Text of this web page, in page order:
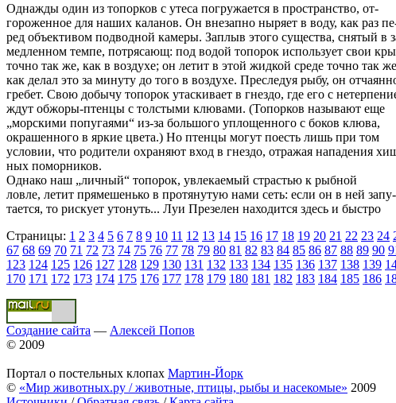
Однажды один из топорков с утеса погружается в пространство, от-
гороженное для наших каланов. Он внезапно ныряет в воду, как раз
ред объективом подводной камеры. Заплыв этого существа, снятый в
медленном темпе, потрясающ: под водой топорок использует свои
точно так же, как в воздухе; он летит в этой жидкой среде точно так
как делал это за минуту до того в воздухе. Преследуя рыбу, он
гребет. Свою добычу топорок утаскивает в гнездо, где его с
ждут обжоры-птенцы с толстыми клювами. (Топорков называют еще
„морскими попугаями“ из-за большого уплощенного с боков клюва,
окрашенного в яркие цвета.) Но птенцы могут поесть лишь при том
условии, что родители охраняют вход в гнездо, отражая нападения
ных поморников.
Однако наш „личный“ топорок, увлекаемый страстью к рыбной
ловле, летит прямешенько в протянутую нами сеть: если он в ней запу-
тается, то рискует утонуть... Луи Презелен находится здесь и быстро
Страницы: 1 2 3 4 5 6 7 8 9 10 11 12 13 14 15 16 17 18 19 20 21 22 23 24
67 68 69 70 71 72 73 74 75 76 77 78 79 80 81 82 83 84 85 86 87 88 89 90
123 124 125 126 127 128 129 130 131 132 133 134 135 136 137 138 139
170 171 172 173 174 175 176 177 178 179 180 181 182 183 184 185 186
Создание сайта — Алексей Попов
© 2009
Портал о постельных клопах Мартин-Йорк
© «Мир животных.ру / животные, птицы, рыбы и насекомые» 2009